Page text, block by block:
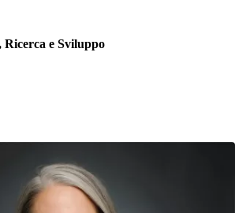
Ricerca e Sviluppo